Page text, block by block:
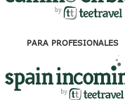
PARA PROFESIONALES